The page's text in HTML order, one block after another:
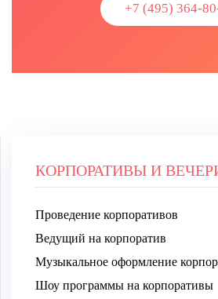
+7 (495) 364-
КОРПОРАТИВЫ И
Проведение корпоративов
Ведущий на корпоратив
Музыкальное оформление
Шоу программы на корпоративы